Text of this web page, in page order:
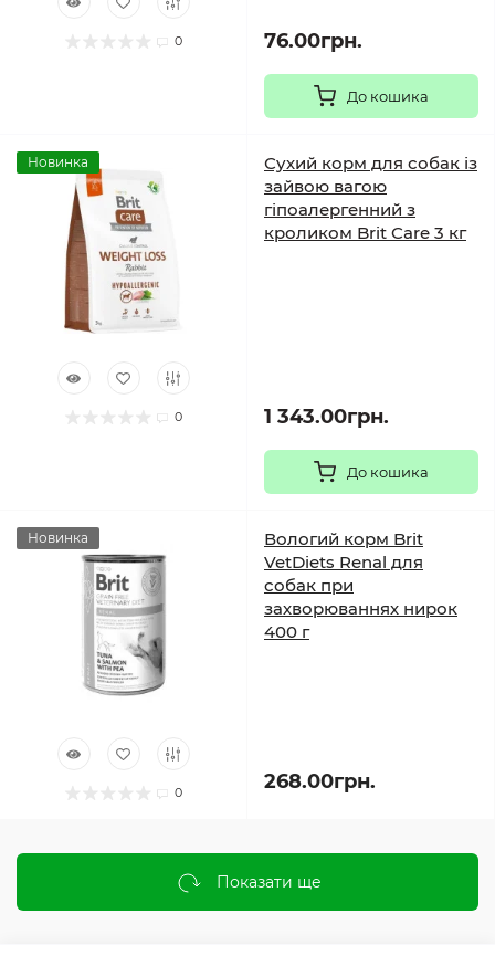
0 76.00грн.
До кошика
Новинка
0
Сухий корм для собак із
зайвою вагою
гіпоалергенний з
кроликом Brit Care 3 кг
1 343.00грн.
До кошика
Новинка
0
Вологий корм Brit
VetDiets Renal для
собак при
захворюваннях нирок
400 г
268.00грн.
Показати ще